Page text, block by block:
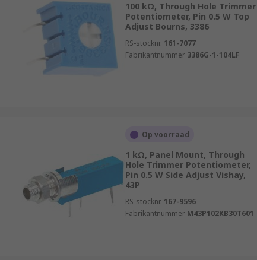
100 kΩ, Through Hole Trimmer
Potentiometer, Pin 0.5 W Top
Adjust Bourns, 3386
RS-stocknr. 161-7077
Fabrikantnummer 3386G-1-104LF
Op voorraad
1 kΩ, Panel Mount, Through
Hole Trimmer Potentiometer,
Pin 0.5 W Side Adjust Vishay,
43P
RS-stocknr. 167-9596
Fabrikantnummer M43P102KB30T601